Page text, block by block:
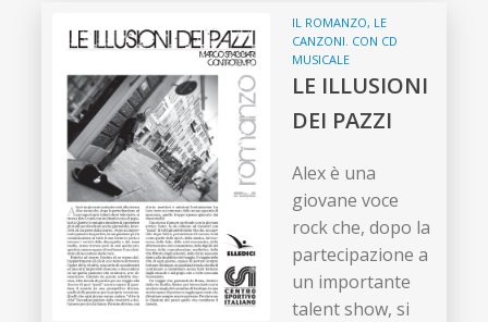
IL ROMANZO, LE
CANZONI. CON CD
MUSICALE
LE ILLUSIONI
DEI PAZZI
Alex è una
giovane voce
rock che, dopo la
partecipazione a
un importante
talent show, si